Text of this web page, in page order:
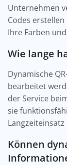
Unternehmen
Codes
Ihre Farben
Wie lange
Dynamische
bearbeitet
der Service
sie
Können